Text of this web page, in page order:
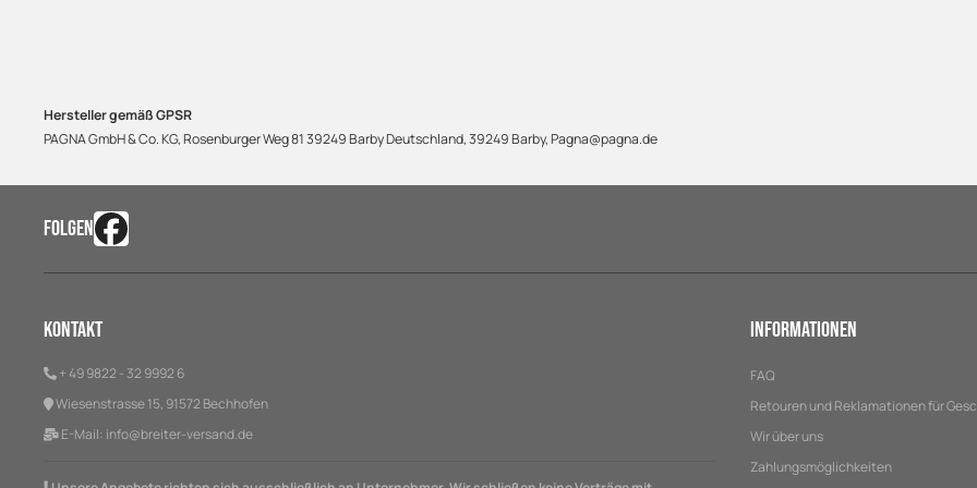
Hersteller gemäß GPSR
PAGNA GmbH & Co. KG, Rosenburger Weg 81 39249 Barby Deutschland, 39249 Barby, Pagna@pagna.de
FOLGEN
Kontakt
+ 49 9822 - 32 9992 6
Wiesenstrasse 15, 91572 Bechhofen
E-Mail: info@breiter-versand.de
Informationen
FAQ
Retouren und Reklamationen für
Wir über uns
Zahlungsmöglichkeiten